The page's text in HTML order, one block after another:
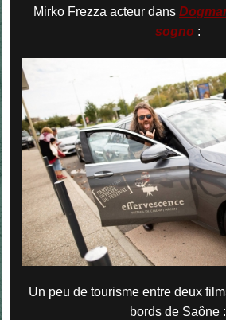
Mirko Frezza acteur dans
sogno :
Un peu de tourisme entre deux
bords de Saône :